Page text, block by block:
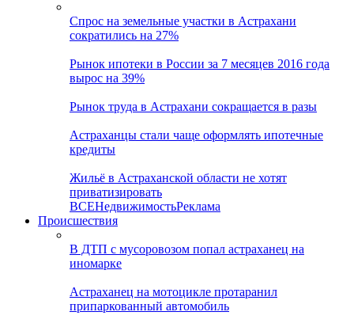
Спрос на земельные участки в Астрахани
сократились на 27%
Рынок ипотеки в России за 7 месяцев 2016 года
вырос на 39%
Рынок труда в Астрахани сокращается в разы
Астраханцы стали чаще оформлять ипотечные
кредиты
Жильё в Астраханской области не хотят
приватизировать
ВСЕНедвижимостьРеклама
Происшествия
В ДТП с мусоровозом попал астраханец на
иномарке
Астраханец на мотоцикле протаранил
припаркованный автомобиль